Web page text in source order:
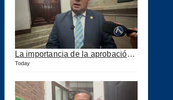
casos de éxito en cada una de las
La importancia de la aprobación de la ley de puertos
Today